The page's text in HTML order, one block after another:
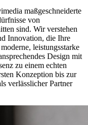
maßgeschneiderte
von
sind. Wir verstehen
Innovation, die Ihre
leistungsstarke
Design mit
zu einem echten
Konzeption bis zur
verlässlicher Partner